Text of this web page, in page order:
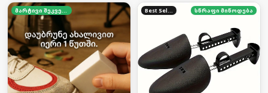
მარტივი შეკვეთა Best Seller სწრაფი მიწოდება